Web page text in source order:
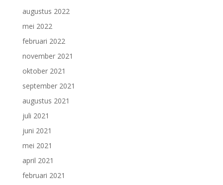
augustus 2022
mei 2022
februari 2022
november 2021
oktober 2021
september 2021
augustus 2021
juli 2021
juni 2021
mei 2021
april 2021
februari 2021